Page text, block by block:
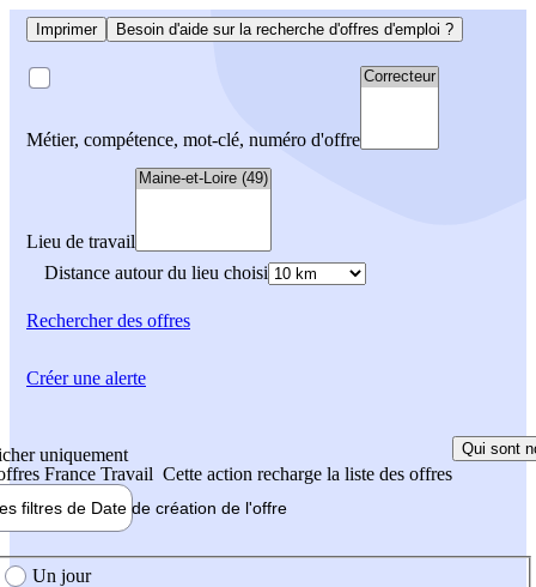
Imprimer Besoin d'aide sur la recherche d'offres d'emploi ?
Métier, compétence, mot-clé, numéro d'offre
Lieu de travail
Distance autour du lieu choisi
Rechercherdes offres
uniquement
France Travail Cette action recharge la liste des offres
Qui sont
filtres de Date de création de l'offre
création de l'offre
Un jour
Créer une alerte